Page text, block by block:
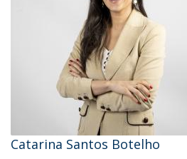
Catarina Santos Botelho